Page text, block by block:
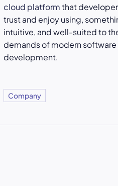
cloud platformthat
trust and enjoy using,
intuitive, and well-suited to
demands of modern software
development.
Company